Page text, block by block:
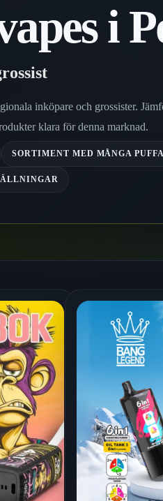
i
inköpare och grossister.
klara för denna marknad.
SORTIMENT MED MÅNGA